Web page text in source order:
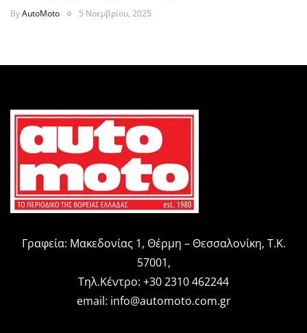
ByAutoMoto 5 Νοεμβρίου, 2025
Γραφεία: Μακεδονίας 1, Θέρμη – Θεσσαλονίκη, Τ.Κ.
57001,
Τηλ.Κέντρο: +30 2310 462244
email: info@automoto.com.gr